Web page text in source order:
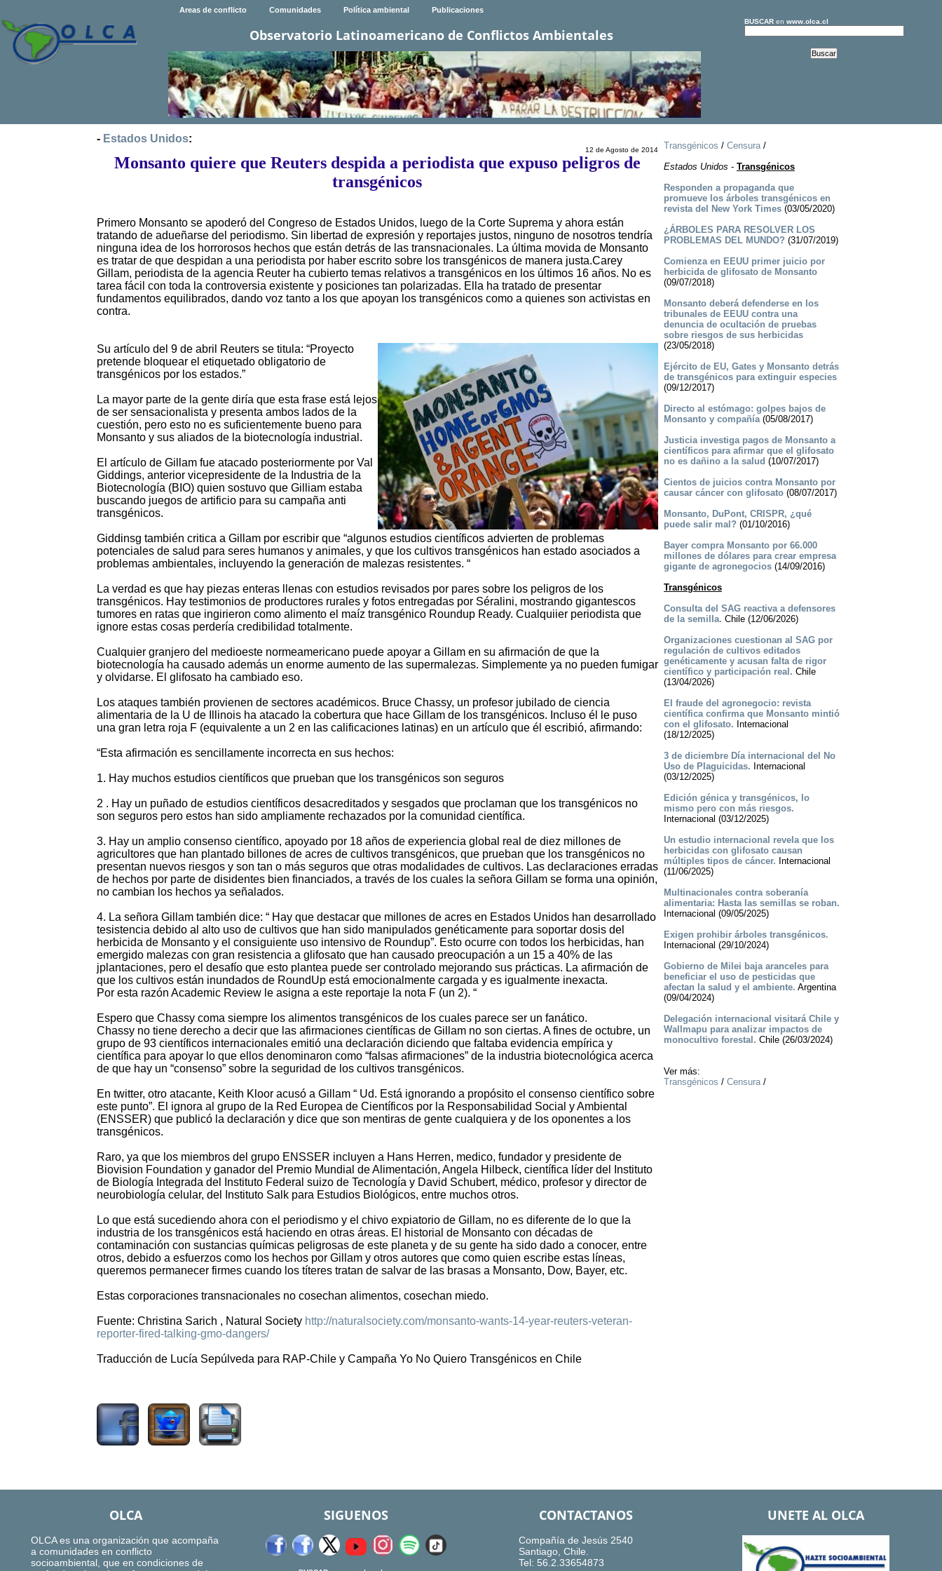
Areas de conflicto Comunidades Política ambiental Publicaciones
Observatorio Latinoamericano de Conflictos Ambientales
BUSCARen www.olca.cl
- Estados Unidos:
12 de Agosto de 2014
Monsanto quiere que Reuters despida a periodista que expuso peligros de
transgénicos
Primero Monsanto se apoderó del Congreso de Estados Unidos, luego de la Corte Suprema y ahora están
tratando de adueñarse del periodismo. Sin libertad de expresión y reportajes justos, ninguno de nosotros tendría
ninguna idea de los horrorosos hechos que están detrás de las transnacionales. La última movida de Monsanto
es tratar de que despidan a una periodista por haber escrito sobre los transgénicos de manera justa.Carey
Gillam, periodista de la agencia Reuter ha cubierto temas relativos a transgénicos en los últimos 16 años. No es
tarea fácil con toda la controversia existente y posiciones tan polarizadas. Ella ha tratado de presentar
fundamentos equilibrados, dando voz tanto a los que apoyan los transgénicos como a quienes son activistas en
contra.
Su artículo del 9 de abril Reuters se titula: “Proyecto
pretende bloquear el etiquetado obligatorio de
transgénicos por los estados.”
La mayor parte de la gente diría que esta frase está lejos
de ser sensacionalista y presenta ambos lados de la
cuestión, pero esto no es suficientemente bueno para
Monsanto y sus aliados de la biotecnología industrial.
El artículo de Gillam fue atacado posteriormente por Val
Giddings, anterior vicepresidente de la Industria de la
Biotecnología (BIO) quien sostuvo que Gilliam estaba
buscando juegos de artificio para su campaña anti
transgénicos.
Giddinsg también critica a Gillam por escribir que “algunos estudios científicos advierten de problemas
potenciales de salud para seres humanos y animales, y que los cultivos transgénicos han estado asociados a
problemas ambientales, incluyendo la generación de malezas resistentes. “
La verdad es que hay piezas enteras llenas con estudios revisados por pares sobre los peligros de los
transgénicos. Hay testimonios de productores rurales y fotos entregadas por Séralini, mostrando gigantescos
tumores en ratas que ingirieron como alimento el maíz transgénico Roundup Ready. Cualquiier periodista que
ignore estas cosas perdería credibilidad totalmente.
Cualquier granjero del medioeste normeamericano puede apoyar a Gillam en su afirmación de que la
biotecnología ha causado además un enorme aumento de las supermalezas. Simplemente ya no pueden fumigar
y olvidarse. El glifosato ha cambiado eso.
Los ataques también provienen de sectores académicos. Bruce Chassy, un profesor jubilado de ciencia
alimentaria de la U de Illinois ha atacado la cobertura que hace Gillam de los transgénicos. Incluso él le puso
una gran letra roja F (equivalente a un 2 en las calificaciones latinas) en un artículo que él escribió, afirmando:
“Esta afirmación es sencillamente incorrecta en sus hechos:
1. Hay muchos estudios científicos que prueban que los transgénicos son seguros
2 . Hay un puñado de estudios científicos desacreditados y sesgados que proclaman que los transgénicos no
son seguros pero estos han sido ampliamente rechazados por la comunidad científica.
3. Hay un amplio consenso científico, apoyado por 18 años de experiencia global real de diez millones de
agricultores que han plantado billones de acres de cultivos transgénicos, que prueban que los transgénicos no
presentan nuevos riesgos y son tan o más seguros que otras modalidades de cultivos. Las declaraciones erradas
de hechos por parte de disidentes bien financiados, a través de los cuales la señora Gillam se forma una opinión,
no cambian los hechos ya señalados.
4. La señora Gillam también dice: “ Hay que destacar que millones de acres en Estados Unidos han desarrollado
tesistencia debido al alto uso de cultivos que han sido manipulados genéticamente para soportar dosis del
herbicida de Monsanto y el consiguiente uso intensivo de Roundup”. Esto ocurre con todos los herbicidas, han
emergido malezas con gran resistencia a glifosato que han causado preocupación a un 15 a 40% de las
jplantaciones, pero el desafío que esto plantea puede ser controlado mejorando sus prácticas. La afirmación de
que los cultivos están inundados de RoundUp está emocionalmente cargada y es igualmente inexacta.
Por esta razón Academic Review le asigna a este reportaje la nota F (un 2). “
Espero que Chassy coma siempre los alimentos transgénicos de los cuales parece ser un fanático.
Chassy no tiene derecho a decir que las afirmaciones científicas de Gillam no son ciertas. A fines de octubre, un
grupo de 93 científicos internacionales emitió una declaración diciendo que faltaba evidencia empírica y
científica para apoyar lo que ellos denominaron como “falsas afirmaciones” de la industria biotecnológica acerca
de que hay un “consenso” sobre la seguridad de los cultivos transgénicos.
En twitter, otro atacante, Keith Kloor acusó a Gillam “ Ud. Está ignorando a propósito el consenso científico sobre
este punto”. El ignora al grupo de la Red Europea de Científicos por la Responsabilidad Social y Ambiental
(ENSSER) que publicó la declaración y dice que son mentiras de gente cualquiera y de los oponentes a los
transgénicos.
Raro, ya que los miembros del grupo ENSSER incluyen a Hans Herren, medico, fundador y presidente de
Biovision Foundation y ganador del Premio Mundial de Alimentación, Angela Hilbeck, científica líder del Instituto
de Biología Integrada del Instituto Federal suizo de Tecnología y David Schubert, médico, profesor y director de
neurobiología celular, del Instituto Salk para Estudios Biológicos, entre muchos otros.
Lo que está sucediendo ahora con el periodismo y el chivo expiatorio de Gillam, no es diferente de lo que la
industria de los transgénicos está haciendo en otras áreas. El historial de Monsanto con décadas de
contaminación con sustancias químicas peligrosas de este planeta y de su gente ha sido dado a conocer, entre
otros, debido a esfuerzos como los hechos por Gillam y otros autores que como quien escribe estas líneas,
queremos permanecer firmes cuando los títeres tratan de salvar de las brasas a Monsanto, Dow, Bayer, etc.
Estas corporaciones transnacionales no cosechan alimentos, cosechan miedo.
Fuente: Christina Sarich , Natural Society http://naturalsociety.com/monsanto-wants-14-year-reuters-veteran-
reporter-fired-talking-gmo-dangers/
Traducción de Lucía Sepúlveda para RAP-Chile y Campaña Yo No Quiero Transgénicos en Chile
Transgénicos / Censura/
Estados Unidos - Transgénicos
Responden a propaganda que
promueve los árboles transgénicos en
revista del New York Times(03/05/2020)
¿ÁRBOLES PARA RESOLVER LOS
PROBLEMAS DEL MUNDO? (31/07/2019)
Comienza en EEUU primer juicio por
herbicida de glifosato de Monsanto
(09/07/2018)
Monsanto deberá defenderse en los
tribunales de EEUU contra una
denuncia de ocultación de pruebas
sobre riesgos de sus herbicidas
(23/05/2018)
Ejército de EU, Gates y Monsanto detrás
de transgénicos para extinguir especies
(09/12/2017)
Directo al estómago: golpes bajos de
Monsanto y compañía(05/08/2017)
Justicia investiga pagos de Monsanto a
científicos para afirmar que el glifosato
no es dañino a la salud (10/07/2017)
Cientos de juicios contra Monsanto por
causar cáncer con glifosato(08/07/2017)
Monsanto, DuPont, CRISPR, ¿qué
puede salir mal? (01/10/2016)
Bayer compra Monsanto por 66.000
millones de dólares para crear empresa
gigante de agronegocios(14/09/2016)
Transgénicos
Consulta del SAG reactiva a defensores
de la semilla. Chile (12/06/2026)
Organizaciones cuestionan al SAG por
regulación de cultivos editados
genéticamente y acusan falta de rigor
científico y participación real. Chile
(13/04/2026)
El fraude del agronegocio: revista
científica confirma que Monsanto mintió
con el glifosato. Internacional
(18/12/2025)
3 de diciembre Día internacional del No
Uso de Plaguicidas. Internacional
(03/12/2025)
Edición génica y transgénicos, lo
mismo pero con más riesgos.
Internacional (03/12/2025)
Un estudio internacional revela que los
herbicidas con glifosato causan
múltiples tipos de cáncer. Internacional
(11/06/2025)
Multinacionales contra soberanía
alimentaria: Hasta las semillas se roban.
Internacional (09/05/2025)
Exigen prohibir árboles transgénicos.
Internacional (29/10/2024)
Gobierno de Milei baja aranceles para
beneficiar el uso de pesticidas que
afectan la salud y el ambiente. Argentina
(09/04/2024)
Delegación internacional visitará Chile y
Wallmapu para analizar impactos de
monocultivo forestal. Chile (26/03/2024)
Ver más:
Transgénicos / Censura/
OLCA
OLCA es una organización que acompaña
a comunidades en conflicto
socioambiental, que en condiciones de
SIGUENOS CONTACTANOS
Compañía de Jesús 2540
Santiago, Chile.
Tel: 56.2.33654873
UNETE AL OLCA